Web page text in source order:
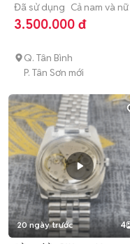
Đã sử dụng Cả nam và nữ
3.500.000 đ
Q. Tân Bình
P. Tân Sơn mới
20 ngày trước 4